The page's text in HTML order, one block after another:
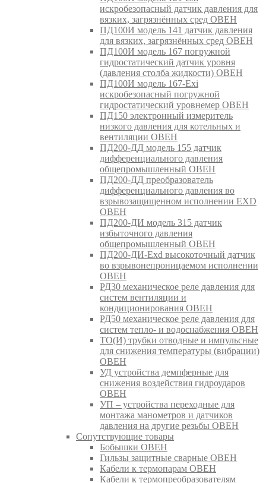
искробезопасный датчик давления для
вязких, загрязнённых сред ОВЕН
ПД100И модель 141 датчик давления
для вязких, загрязнённых сред ОВЕН
ПД100И модель 167 погружной
гидростатический датчик уровня
(давления столба жидкости) ОВЕН
ПД100И модель 167-Exi
искробезопасный погружной
гидростатический уровнемер ОВЕН
ПД150 электронный измеритель
низкого давления для котельных и
вентиляции ОВЕН
ПД200-ДД модель 155 датчик
дифференциального давления
общепромышленный ОВЕН
ПД200-ДД преобразователь
дифференциального давления во
взрывозащищенном исполнении EXD
ОВЕН
ПД200-ДИ модель 315 датчик
избыточного давления
общепромышленный ОВЕН
ПД200-ДИ-Exd высокоточный датчик
во взрывонепроницаемом исполнении
ОВЕН
РД30 механическое реле давления для
систем вентиляции и
кондиционирования ОВЕН
РД50 механическое реле давления для
систем тепло- и водоснабжения ОВЕН
ТО(И) трубки отводные и импульсные
для снижения температуры (вибрации)
ОВЕН
УД устройства демпферные для
снижения воздействия гидроударов
ОВЕН
УП – устройства переходные для
монтажа манометров и датчиков
давления на другие резьбы ОВЕН
Сопутствующие товары
Бобышки ОВЕН
Гильзы защитные сварные ОВЕН
Кабели к термопарам ОВЕН
Кабели к термопреобразователям